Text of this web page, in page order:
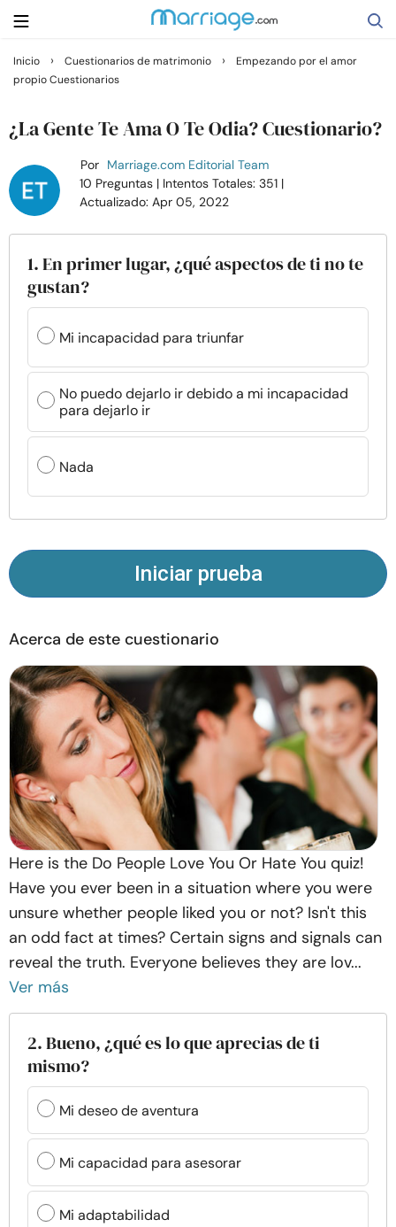
Buscar
Relaciones
Familia
Ayuda
Cursos
Recursos
Comunidad
Idioma
Sobre nosotros Contáctanos Escríbenos
© Copyright 2026. Todos los derechos reservados.
Inicio › Cuestionarios de matrimonio ›
Empezando por el amor
propio Cuestionarios
¿La Gente Te Ama O Te Odia? Cuestionario?
Por Marriage.com Editorial Team
10 Preguntas | Intentos Totales: 351 |
Actualizado: Apr 05, 2022
1. En primer lugar, ¿qué aspectos de ti no te
gustan?
Mi incapacidad para triunfar
No puedo dejarlo ir debido a mi incapacidad
para dejarlo ir
Nada
Iniciar prueba
Acerca de este cuestionario
Here is the Do People Love You Or Hate You quiz!
Have you ever been in a situation where you were
unsure whether people liked you or not? Isn't this
an odd fact at times? Certain signs and signals can
reveal the truth. Everyone believes they are lov...
Ver más
2. Bueno, ¿qué es lo que aprecias de ti
mismo?
Mi deseo de aventura
Mi capacidad para asesorar
Mi adaptabilidad